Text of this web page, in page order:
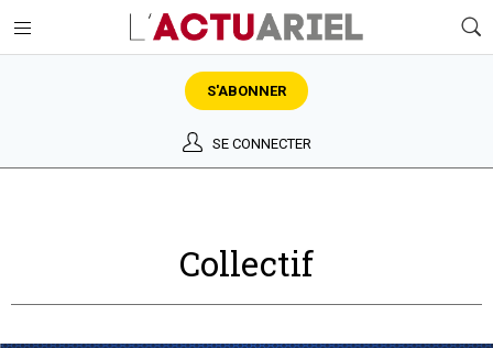
S'ABONNER
SE CONNECTER
Collectif